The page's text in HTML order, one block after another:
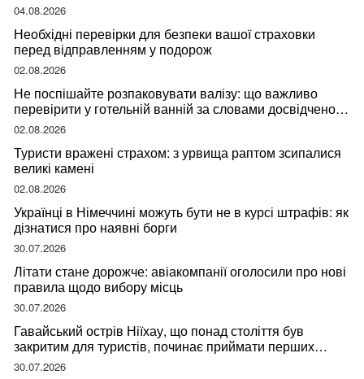
04.08.2026
Необхідні перевірки для безпеки вашої страховки
перед відправленням у подорож
02.08.2026
Не поспішайте розпаковувати валізу: що важливо
перевірити у готельній ванній за словами досвідченої
мандрівниці
02.08.2026
Туристи вражені страхом: з урвища раптом зсипалися
великі камені
02.08.2026
Українці в Німеччині можуть бути не в курсі штрафів: як
дізнатися про наявні борги
30.07.2026
Літати стане дорожче: авіакомпанії оголосили про нові
правила щодо вибору місць
30.07.2026
Гавайський острів Ніїхау, що понад століття був
закритим для туристів, починає приймати перших
відвідувачів
30.07.2026